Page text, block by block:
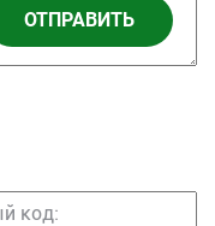
ОТПРАВИТЬ